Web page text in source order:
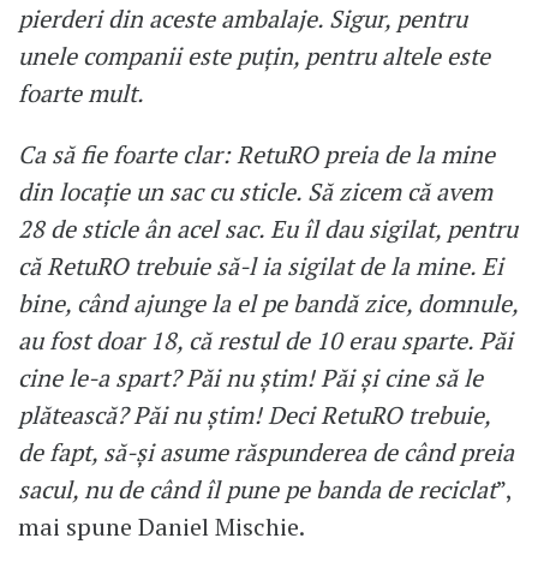
pierderi din aceste ambalaje. Sigur, pentru
unele companii este puțin, pentru altele este
foarte mult.
Ca să fie foarte clar: RetuRO preia de la mine
din locație un sac cu sticle. Să zicem că avem
28 de sticle ân acel sac. Eu îl dau sigilat, pentru
că RetuRO trebuie să-l ia sigilat de la mine. Ei
bine, când ajunge la el pe bandă zice, domnule,
au fost doar 18, că restul de 10 erau sparte. Păi
cine le-a spart? Păi nu știm! Păi și cine să le
plătească? Păi nu știm! Deci RetuRO trebuie,
de fapt, să-și asume răspunderea de când preia
sacul, nu de când îl pune pe banda de reciclat”,
mai spune Daniel Mischie.